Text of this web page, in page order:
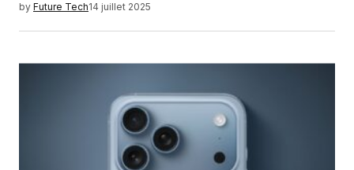
by Future Tech14 juillet 2025